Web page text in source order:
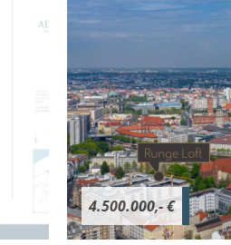
4.500.000,- €